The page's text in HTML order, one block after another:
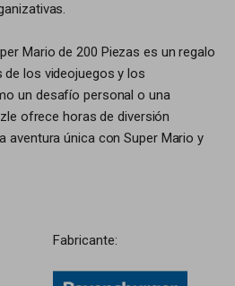
Mario de 200 Piezas es un regalo
los videojuegos y los
un desafío personal o una
ofrece horas de diversión
aventura única con Super Mario y
Fabricante: